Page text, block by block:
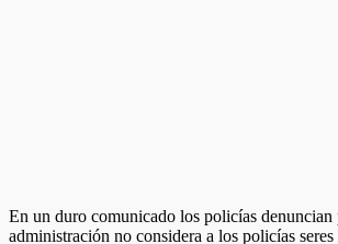
En un duro comunicado los policías denuncian
administración no considera a los policías seres